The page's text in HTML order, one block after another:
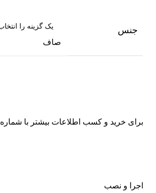
جنس
صاف
برای خرید و کسب اطلاعات بیشتر با شماره 09121233942 تماس بگیرید.
اجرا و نصب